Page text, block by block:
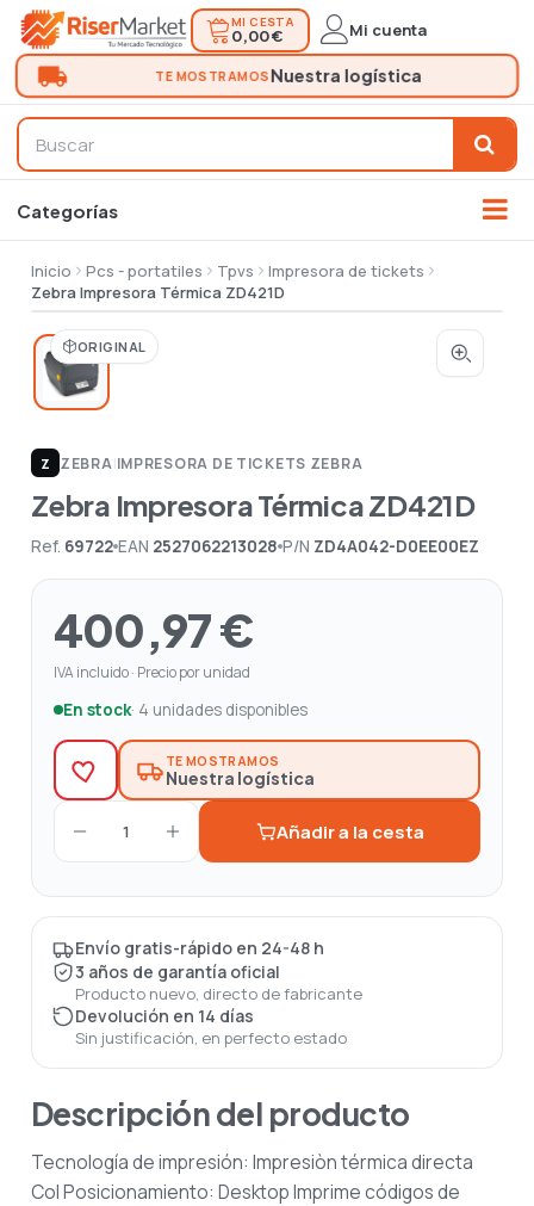
MI CESTA
0,00 € Mi cuenta
Inicio Pcs - portatiles Tpvs
Impresora de tickets
Zebra Impresora Térmica ZD421D
ORIGINAL
Z ZEBRA|IMPRESORA DE TICKETS ZEBRA
Zebra Impresora Térmica ZD421D
Ref. 69722 EAN 2527062213028 P/N ZD4A042-D0EE00EZ
400,97 €
IVA incluido · Precio por unidad
En stock· 4 unidades disponibles
TE MOSTRAMOS
Nuestra logística
1 Añadir a la cesta
Envío gratis-rápido en 24-48 h
3 años de garantía oficial
Producto nuevo, directo de fabricante
Devolución en 14 días
Sin justificación, en perfecto estado
Descripción del producto
Tecnología de impresión: Impresiòn térmica directa
Col Posicionamiento: Desktop Imprime códigos de